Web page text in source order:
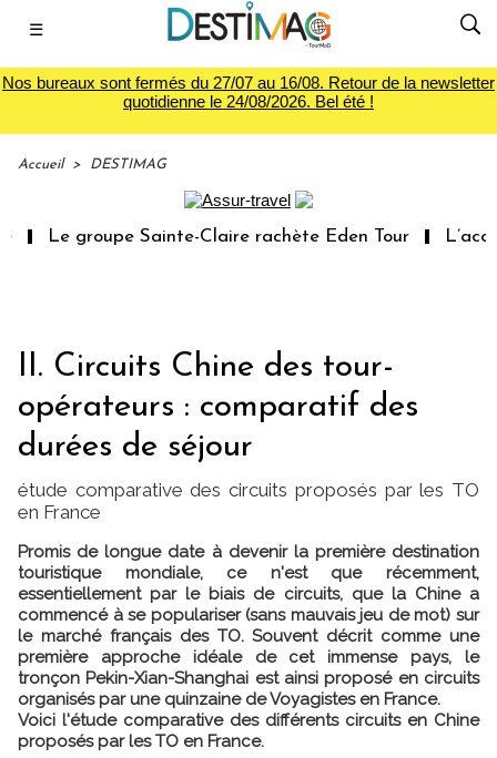
☰
Nos bureaux sont fermés du 27/07 au 16/08. Retour de la newsletter
quotidienne le 24/08/2026. Bel été !
Accueil > DESTIMAG
Le groupe Sainte-Claire rachète Eden Tour
II. Circuits Chine des tour-
opérateurs : comparatif des
durées de séjour
étude comparative des circuits proposés par les TO
en France
Promis de longue date à devenir la première destination
touristique mondiale, ce n'est que récemment,
essentiellement par le biais de circuits, que la Chine a
commencé à se populariser (sans mauvais jeu de mot) sur
le marché français des TO. Souvent décrit comme une
première approche idéale de cet immense pays, le
tronçon Pekin-Xian-Shanghai est ainsi proposé en circuits
organisés par une quinzaine de Voyagistes en France.
Voici l'étude comparative des différents circuits en Chine
proposés par les TO en France.